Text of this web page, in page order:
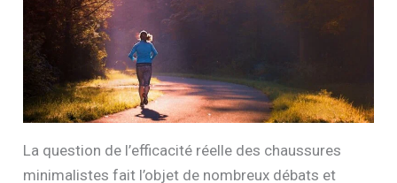
La question de l’efficacité réelle des chaussures
minimalistes fait l’objet de nombreux débats et